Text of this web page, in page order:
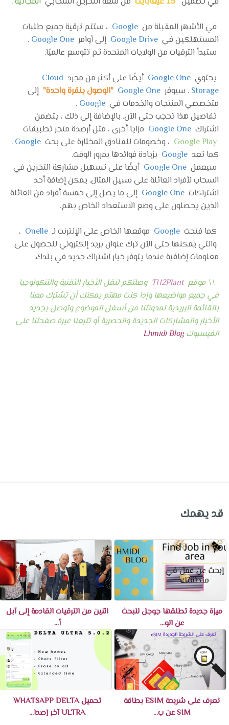
في الأشهر المقبلة من Google ، ستتم ترقية جميع طلبات
المستهلكين في Google Drive إلى أوامر Google One
.
ستبدأ الترقيات من الولايات المتحدة ثم تتوسع عالميًا.
يحتوي Google One أيضًا على أكثر من مجرد Cloud
Storage . سيوفر "الوصول بنقرة واحدة" إلى
متخصصي المنتجات والخدمات في Google
.
تفاصيل هذا تحجب حتى الآن. بالإضافة إلى ذلك ، يتضمن
اشتراك Google One مزايا أخرى ، مثل أرصدة متجر تطبيقات
Google Play ، وخصومات للفنادق المختارة على بحث Google
.
كما تعد Google بزيادة فوائدها بمرور الوقت.
سيعمل Google One أيضًا على تسهيل مشاركة التخزين في
السحاب لأفراد العائلة على سبيل المثال. يمكن إضافة أحد
اشتراكات Google One إلى ما يصل إلى خمسة أفراد من العائلة
الذين يحصلون على وضع الاستعداد الخاص بهم.
كما فتحت Google موقعها الخاص على الإنترنت لـ Onelle ،
والتي يمكنها حتى الآن ترك عنوان بريد إلكتروني للحصول على
معلومات إضافية عندما يتوفر خيار اشتراك جديد في بلدك.
\\ موقع TH2Plant وصلتكم لنقل الأخبار التقنية والتنكولوجيا
في جميع مواضيعها وإدا كنت مهتم يمكنك أن تشترك معنا
بالقائمة البريدية لمدونتنا من أسفل الموضوع وتوصل بجديد
الأخبار والمشاركات الجديدة والحصرية أو تتبعنا عبرة صفحتنا على
الفيسبوكLhmidi Blog
قد يهمك
اثنين من الترقيات القادمة إلى آبل
أ...
ميزة جديدة تطلقها جوجل للبحث
عن الو...
تحميل WHATSAPP DELTA
ULTRA آخر إصدا...
تعرف على شريحة ESIM بطاقة
SIM عن ب...